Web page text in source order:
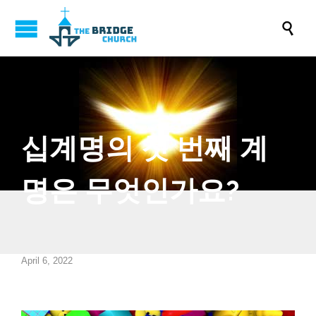

십계명의 첫 번째 계
명은 무엇인가요?
April 6, 2022